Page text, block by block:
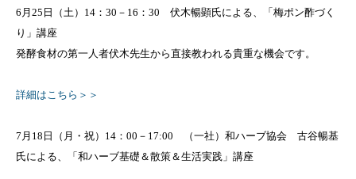
6月25日（土）14：30－16：30 伏木暢顕氏による、「梅ポン酢づく
り」講座
発酵食材の第一人者伏木先生から直接教われる貴重な機会です。
詳細はこちら＞＞
7月18日（月・祝）14：00－17:00 （一社）和ハーブ協会 古谷暢基
氏による、「和ハーブ基礎＆散策＆生活実践」講座